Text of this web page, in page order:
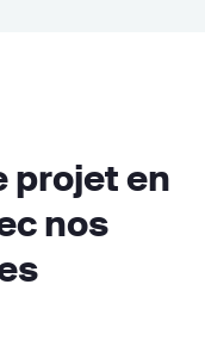
projet en
nos